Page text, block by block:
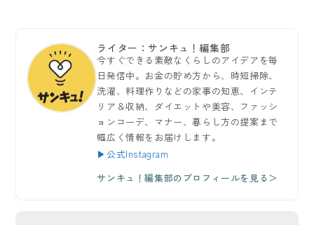
ライター：サンキュ！編集部
今すぐできる素敵なくらしのアイデアを毎
日発信中。お金の貯め方から、時短掃除、
洗濯、料理作りなどの家事の知恵、インテ
リア＆収納、ダイエットや美容、ファッシ
ョンコーデ、マナー、暮らし方の提案まで
幅広く情報をお届けします。
▶公式Instagram
サンキュ！編集部のプロフィールを見る＞